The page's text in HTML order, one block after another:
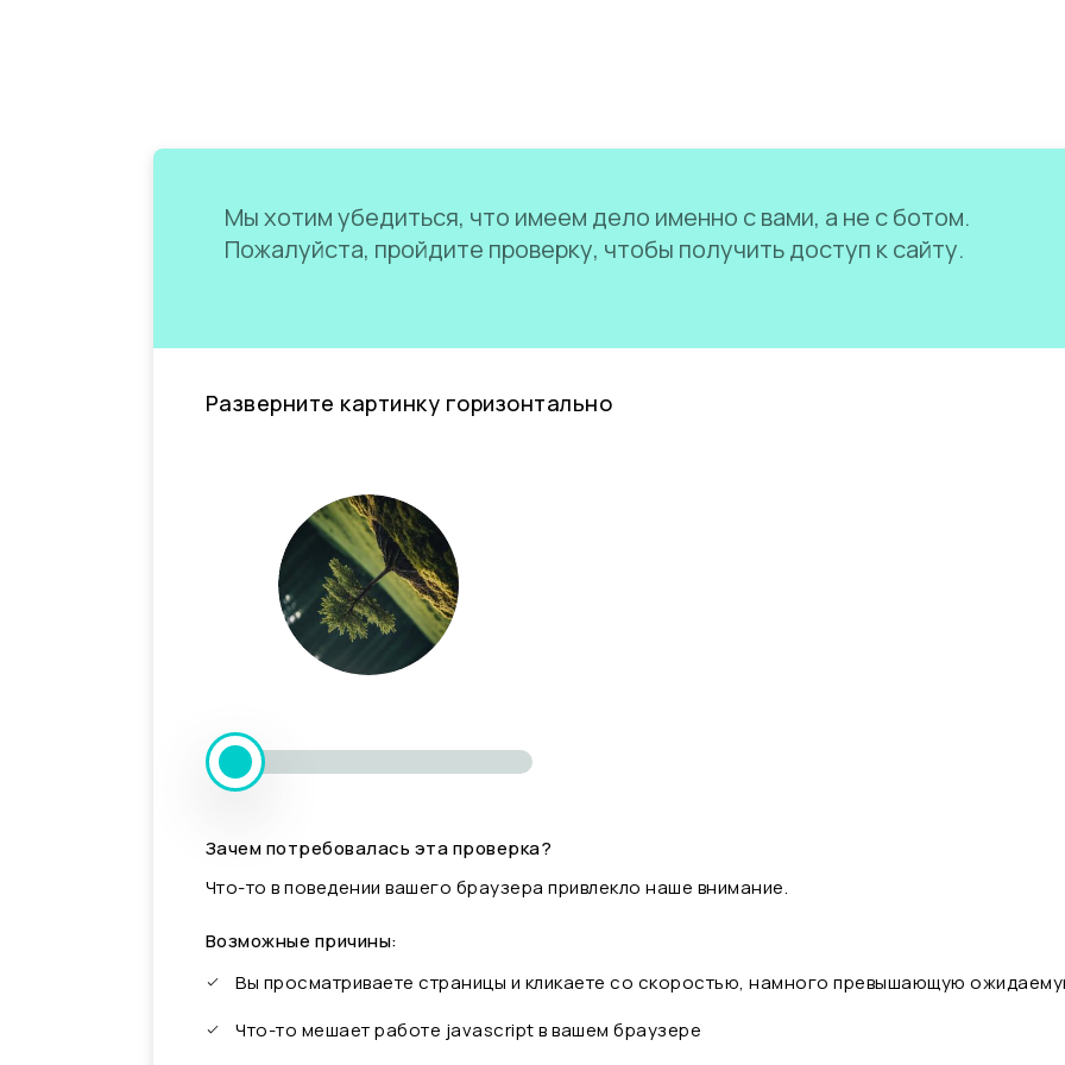
Мы хотим убедиться, что имеем дело именно с вами, а не с ботом.
Пожалуйста, пройдите проверку, чтобы получить доступ к сайту.
Разверните картинку горизонтально
Зачем потребовалась эта проверка?
Что-то в поведении вашего браузера привлекло наше внимание.
Возможные причины:
Вы просматриваете страницы и кликаете со скоростью, намного превышающую
Что-то мешает работе javascript в вашем браузере